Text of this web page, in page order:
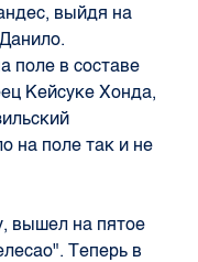
выйдя на
поле в составе
Кейсуке Хонда,
на поле так и не
вышел на пятое
Теперь в